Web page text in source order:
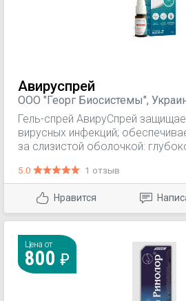
Авируспрей
ООО "Георг Биосистемы",
Гель-спрей АвируСпрей
вирусных инфекций;
за слизистой оболочкой:
оказывают бактерицидное и
противовоспалительное
5.0 1 отзыв
Нравится
Цена от
800